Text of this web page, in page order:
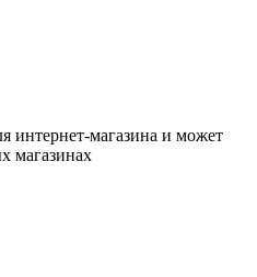
интернет-магазина и может
магазинах